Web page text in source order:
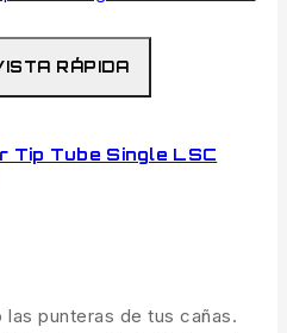
RÁPIDA
Tip Tube Single LSC
las punteras de tus cañas.